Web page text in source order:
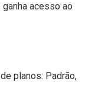
acesso ao
planos: Padrão,